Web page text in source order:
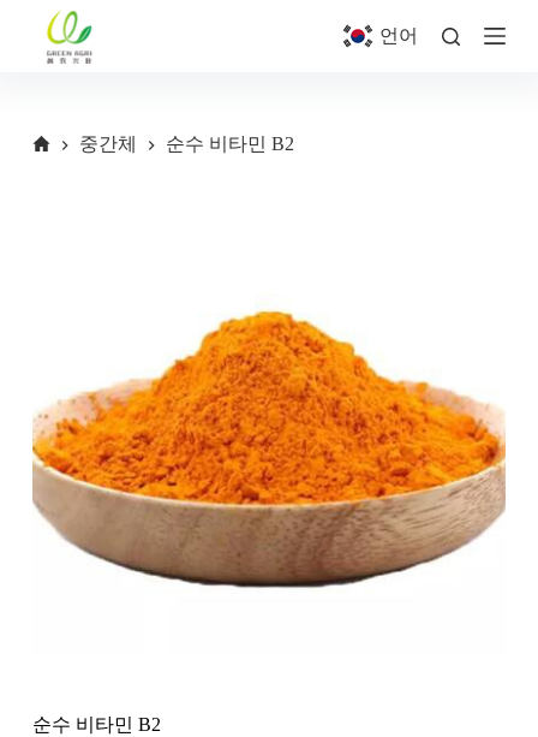
언어
중간체 순수 비타민 B2
순수 비타민 B2